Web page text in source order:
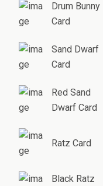
Drum Bunny
Card
Sand Dwarf
Card
Red Sand
Dwarf Card
Ratz Card
Black Ratz